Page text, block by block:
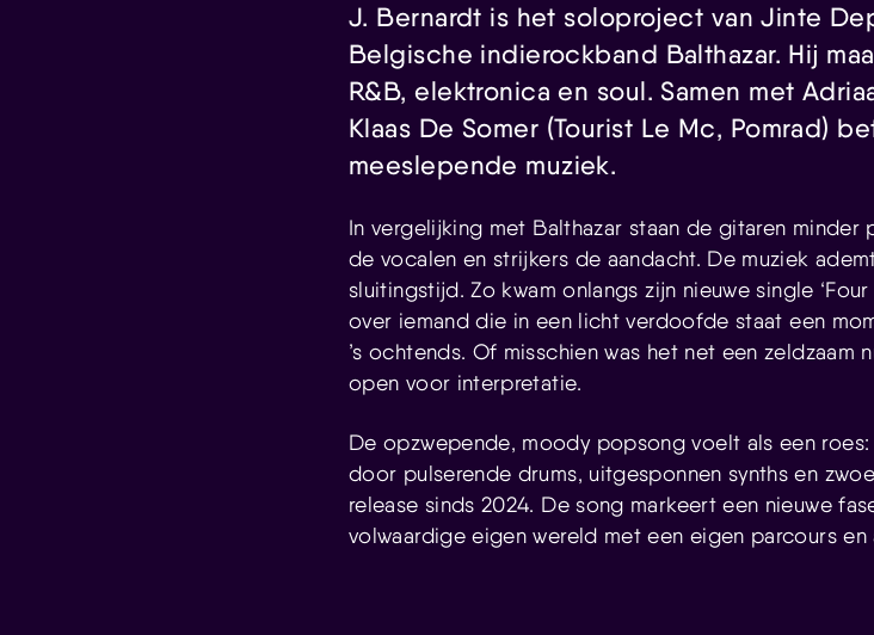
J. Bernardt is het soloproject van Jinte
Belgische indierockband Balthazar. Hij
R&B, elektronica en soul. Samen met
Klaas De Somer (Tourist Le Mc, Pomrad)
meeslepende muziek.
In vergelijking met Balthazar staan de gitaren
de vocalen en strijkers de aandacht. De muziek
sluitingstijd. Zo kwam onlangs zijn nieuwe single
over iemand die in een licht verdoofde staat een
’s ochtends. Of misschien was het net een zeldzaam
open voor interpretatie.
De opzwepende, moody popsong voelt als een
door pulserende drums, uitgesponnen synths en
release sinds 2024. De song markeert een nieuwe
volwaardige eigen wereld met een eigen parcours en